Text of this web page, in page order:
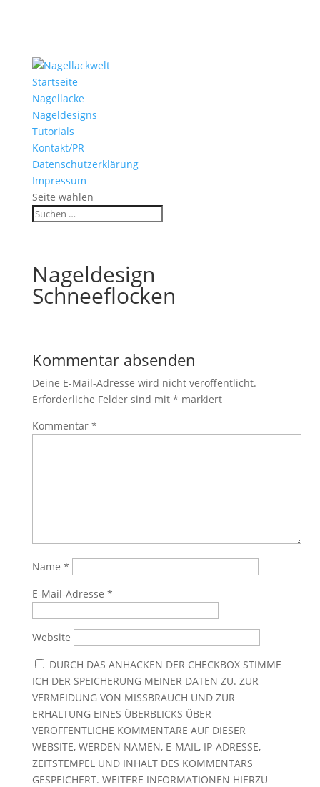
Startseite
Nagellacke
Nageldesigns
Tutorials
Kontakt/PR
Datenschutzerklärung
Impressum
Seite wählen
Nageldesign
Schneeflocken
Kommentar absenden
Deine E-Mail-Adresse wird nicht veröffentlicht.
Erforderliche Felder sind mit * markiert
Kommentar *
Name *
E-Mail-Adresse *
Website
DURCH DAS ANHACKEN DER CHECKBOX STIMME
ICH DER SPEICHERUNG MEINER DATEN ZU. ZUR
VERMEIDUNG VON MISSBRAUCH UND ZUR
ERHALTUNG EINES ÜBERBLICKS ÜBER
VERÖFFENTLICHE KOMMENTARE AUF DIESER
WEBSITE, WERDEN NAMEN, E-MAIL, IP-ADRESSE,
ZEITSTEMPEL UND INHALT DES KOMMENTARS
GESPEICHERT. WEITERE INFORMATIONEN HIERZU